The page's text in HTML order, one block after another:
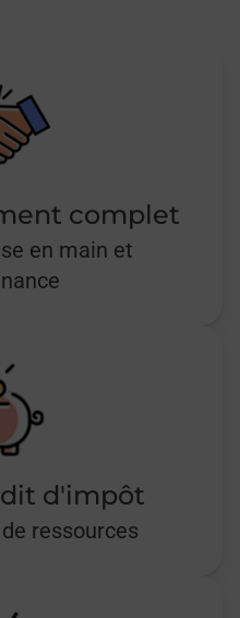
complet
en main et
d'impôt
ressources